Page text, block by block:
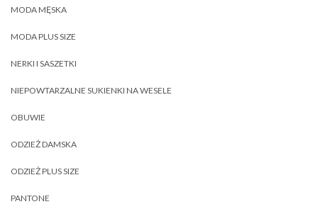
MODA MĘSKA
MODA PLUS SIZE
NERKI I SASZETKI
NIEPOWTARZALNE SUKIENKI NA WESELE
OBUWIE
ODZIEŻ DAMSKA
ODZIEŻ PLUS SIZE
PANTONE